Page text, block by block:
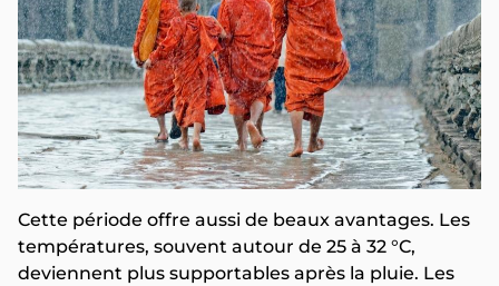
Cette période offre aussi de beaux avantages. Les
températures, souvent autour de 25 à 32 °C,
deviennent plus supportables après la pluie. Les